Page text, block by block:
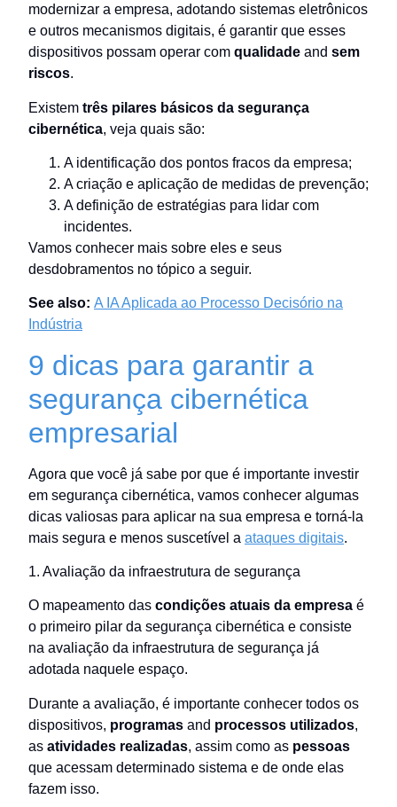
modernizar a empresa, adotando sistemas eletrônicos
e outros mecanismos digitais, é garantir que esses
dispositivos possam operar com qualidade and sem
riscos.
Existem três pilares básicos da segurança
cibernética, veja quais são:
A identificação dos pontos fracos da empresa;
A criação e aplicação de medidas de prevenção;
A definição de estratégias para lidar com
incidentes.
Vamos conhecer mais sobre eles e seus
desdobramentos no tópico a seguir.
See also: A IA Aplicada ao Processo Decisório na
Indústria
9 dicas para garantir a
segurança cibernética
empresarial
Agora que você já sabe por que é importante investir
em segurança cibernética, vamos conhecer algumas
dicas valiosas para aplicar na sua empresa e torná-la
mais segura e menos suscetível a ataques digitais.
1. Avaliação da infraestrutura de segurança
O mapeamento das condições atuais da empresa é
o primeiro pilar da segurança cibernética e consiste
na avaliação da infraestrutura de segurança já
adotada naquele espaço.
Durante a avaliação, é importante conhecer todos os
dispositivos, programas and processos utilizados,
as atividades realizadas, assim como as pessoas
que acessam determinado sistema e de onde elas
fazem isso.